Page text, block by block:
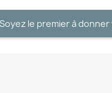
Soyez le premier à donner